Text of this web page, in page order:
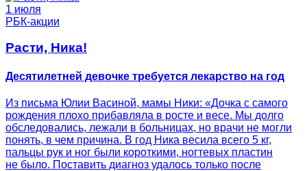
1 июля
РБК-акции
Расти, Ника!
Десятилетней девочке требуется лекарство на год
Из письма Юлии Васиной, мамы Ники: «Дочка с самого
рождения плохо прибавляла в росте и весе. Мы долго
обследовались, лежали в больницах, но врачи не могли
понять, в чем причина. В год Ника весила всего 5 кг,
пальцы рук и ног были короткими, ногтевых пластин
не было. Поставить диагноз удалось только после